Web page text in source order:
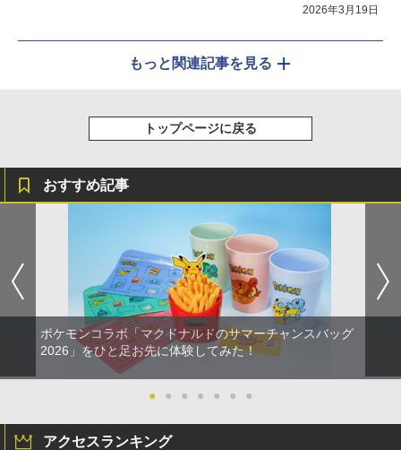
2026年3月19日
もっと関連記事を見る
トップページに戻る
おすすめ記事
ポケモンコラボ「マクドナルドのサマーチャンスバッグ
2026」をひと足お先に体験してみた！
● ● ● ● ● ● ●
アクセスランキング